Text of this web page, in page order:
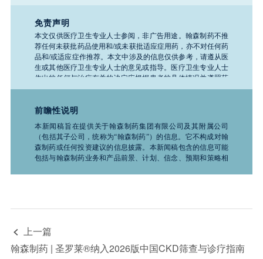
免责声明
本文仅供医疗卫生专业人士参阅，非广告用途。翰森制药不推
荐任何未获批药品使用和/或未获批适应症用药，亦不对任何药
品和/或适应症作推荐。本文中涉及的信息仅供参考，请遵从医
生或其他医疗卫生专业人士的意见或指导。医疗卫生专业人士
作出的任何与治疗有关的决定应根据患者的具体情况并遵照药
品说明书。如需了解公司任何产品、医疗或疾病的相关信息，
前瞻性说明
本新闻稿旨在提供关于翰森制药集团有限公司及其附属公司
（包括其子公司，统称为“翰森制药”）的信息。它不构成对翰
森制药或任何投资建议的信息披露。本新闻稿包含的信息可能
包括与翰森制药业务和产品前景、计划、信念、预期和策略相
实际结果可能与此处所述有显著差异，且过去的证券价格趋势
投资决策时应谨慎行事。“致力于”“预期”“相信”“预测”“意
图”“预计”“可能”“将”“应该”“计划”“继续”“目标”“考虑”“估计”“指
导”“潜在”“追求”以及于任何未来计划、行动或事件的讨论中使
 上一篇
翰森制药 | 圣罗莱®纳入2026版中国CKD筛查与诊疗指南